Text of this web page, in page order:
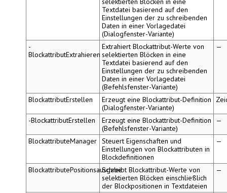
Textdatei basierend auf den
Einstellungen der zu schreibenden
Daten in einer Vorlagedatei
(Dialogfenster-Variante)
-
BlockattributExtrahieren
Extrahiert Blockattribut-Werte von
selektierten Blöcken in eine
Textdatei basierend auf den
Einstellungen der zu schreibenden
Daten in einer Vorlagedatei
(Befehlsfenster-Variante)
—
BlockattributErstellen
Erzeugt eine Blockattribut-Definition
(Dialogfenster-Variante)
-BlockattributErstellen
Erzeugt eine Blockattribut-Definition
(Befehlsfenster-Variante)
—
BlockattributeManager Steuert Eigenschaften und
Einstellungen von Blockattributen in
Blockdefinitionen
—
BlockattributePositionsausgabeSchreibt Blockattribut-Werte von
selektierten Blöcken einschließlich
der Blockpositionen in Textdateien
—